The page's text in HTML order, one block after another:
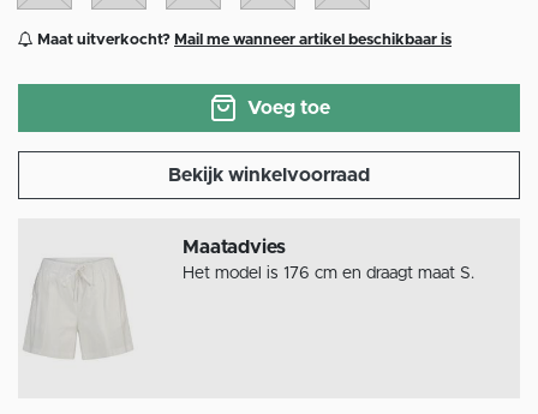
Maat uitverkocht? Mail me wanneer artikel beschikbaar is
Voeg toe
Bekijk winkelvoorraad
Maatadvies
Het model is 176 cm en draagt maat S.